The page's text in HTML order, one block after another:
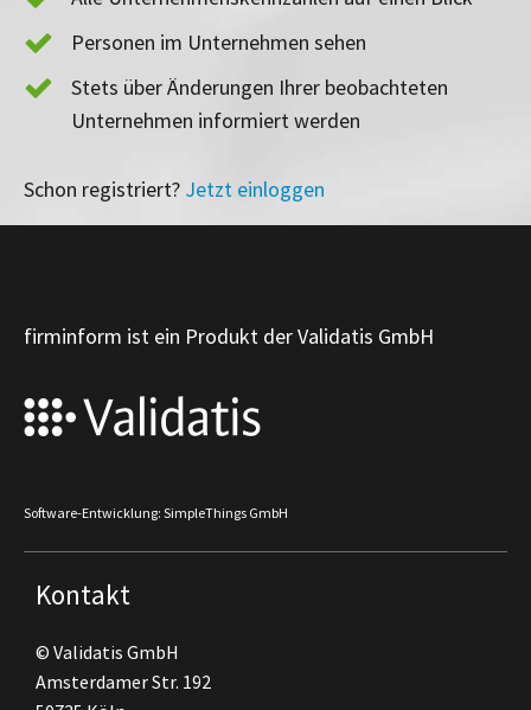
Personen im Unternehmen sehen
Stets über Änderungen Ihrer beobachteten
Unternehmen informiert werden
Schon registriert? Jetzt einloggen
firminform ist ein Produkt der Validatis GmbH
Software-Entwicklung: SimpleThings GmbH
Kontakt
© Validatis GmbH
Amsterdamer Str. 192